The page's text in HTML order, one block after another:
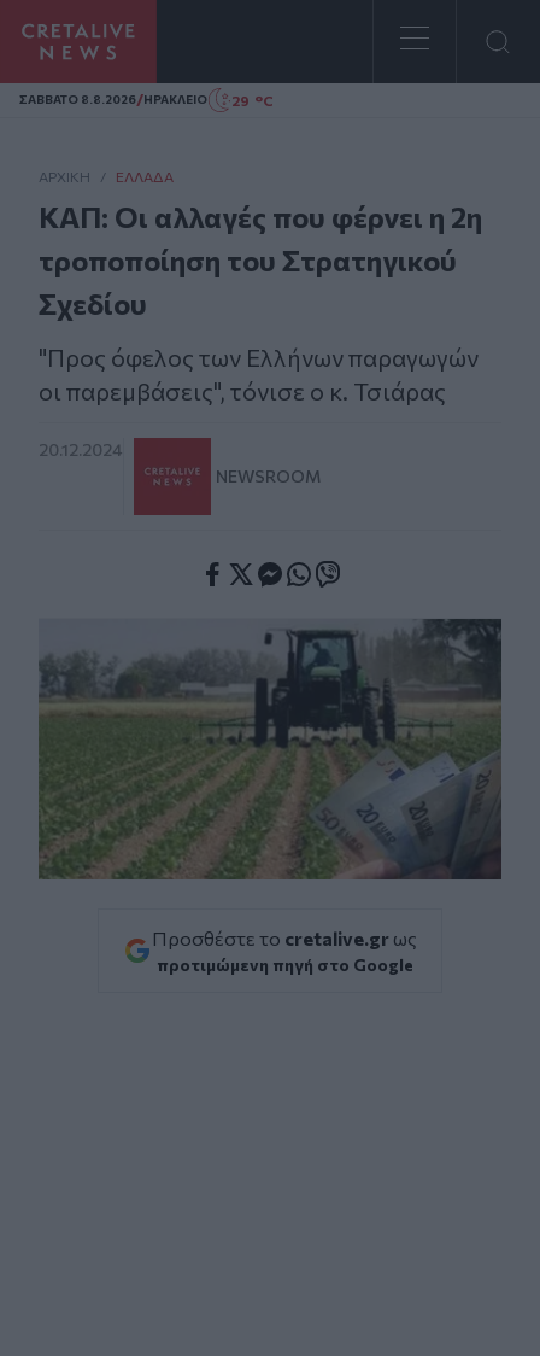
Homepage
ΣAΒΒΑΤΟ 8.8.2026/ΗΡΑΚΛΕΙΟ 29 °C
ΑΡΧΙΚΗ / ΕΛΛΆΔΑ
ΚΑΠ: Οι αλλαγές που φέρνει η 2η
τροποποίηση του Στρατηγικού
Σχεδίου
"Προς όφελος των Ελλήνων παραγωγών
οι παρεμβάσεις", τόνισε ο κ. Τσιάρας
20.12.2024
NEWSROOM
Προσθέστε το cretalive.gr ως
προτιμώμενη πηγή στο Google